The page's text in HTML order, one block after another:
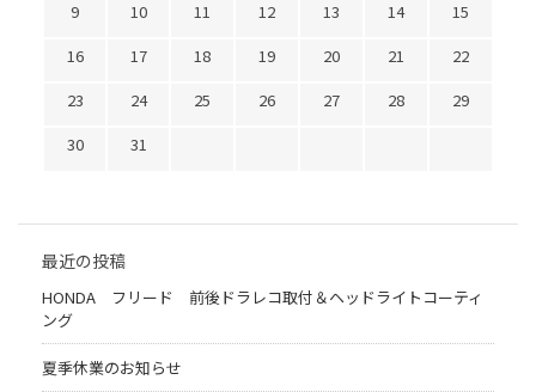
9 10 11 12 13 14
15
16
17 18 19 20 21
22
23
24 25 26 27 28
29
30
31
最近の投稿
HONDA フリード 前後ドラレコ取付＆ヘッドライトコーティ
ング
夏季休業のお知らせ